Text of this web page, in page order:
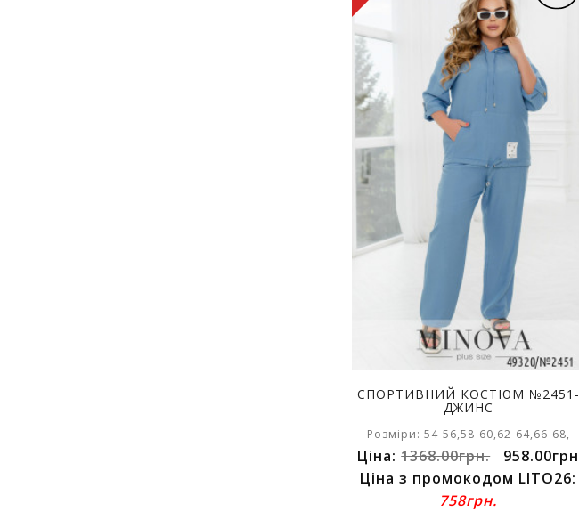
СПОРТИВНИЙ КОСТЮМ №2451-
ДЖИНС
Розміри: 54-56,58-60,62-64,66-68,
Ціна:1368.00грн.
958.00грн
Ціна з промокодом LITO26:
758грн.